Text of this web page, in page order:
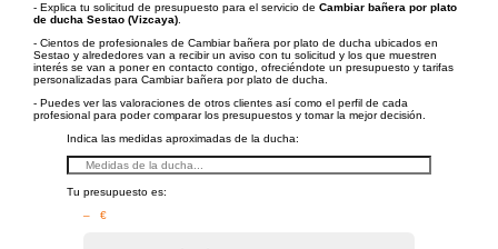
- Explica tu solicitud de presupuesto para el servicio de Cambiar bañera por plato
de ducha Sestao (Vizcaya)
- Cientos de profesionales de Cambiar bañera por plato de ducha ubicados en
Sestao y alrededores van a recibir un aviso con tu solicitud y los que muestren
interés se van a poner en contacto contigo, ofreciéndote un presupuesto y tarifas
personalizadas para Cambiar bañera por plato de ducha.
- Puedes ver las valoraciones de otros clientes así como el perfil de cada
profesional para poder comparar los presupuestos y tomar la mejor decisión.
Indica las medidas aproximadas de la ducha:
Tu presupuesto es:
– €